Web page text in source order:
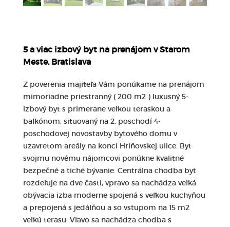
5 a viac izbový byt na prenájom v Starom
Meste, Bratislava
Z poverenia majiteľa Vám ponúkame na prenájom
mimoriadne priestranný ( 200 m2 ) luxusný 5-
izbový byt s primerane veľkou teraskou a
balkónom, situovaný na 2. poschodí 4-
poschodovej novostavby bytového domu v
uzavretom areály na konci Hriňovskej ulice. Byt
svojmu novému nájomcovi ponúkne kvalitné
bezpečné a tiché bývanie. Centrálna chodba byt
rozdeľuje na dve časti, vpravo sa nachádza veľká
obývacia izba moderne spojená s veľkou kuchyňou
a prepojená s jedálňou a so vstupom na 15 m2
veľkú terasu. Vľavo sa nachádza chodba s